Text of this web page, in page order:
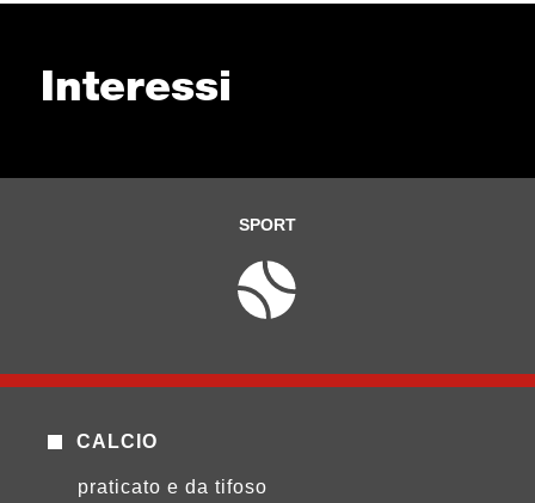
Interessi
SPORT
CALCIO
praticato e da tifoso